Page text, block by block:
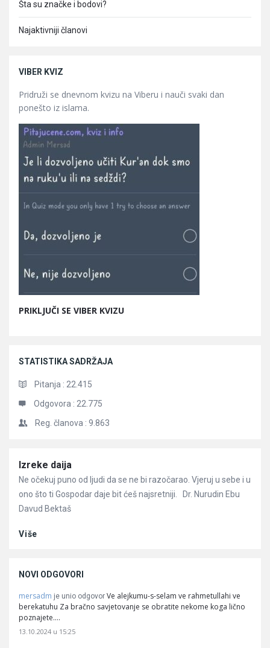
Šta su značke i bodovi?
Najaktivniji članovi
VIBER KVIZ
Pridruži se dnevnom kvizu na Viberu i nauči svaki dan
ponešto iz islama.
PRIKLJUČI SE VIBER KVIZU
STATISTIKA SADRŽAJA
Pitanja : 22.415
Odgovora : 22.775
Reg. članova : 9.863
Članci
Izreke daija
Ne očekuj puno od ljudi da se ne bi razočarao. Vjeruj u sebe i u
ono što ti Gospodar daje bit ćeš najsretniji. Dr. Nurudin Ebu
Davud Bektaš
Više
NOVI ODGOVORI
mersadm je unio odgovor Ve alejkumu-s-selam ve rahmetullahi ve
berekatuhu Za bračno savjetovanje se obratite nekome koga lično
poznajete.…
13.10.2024 u 15:25